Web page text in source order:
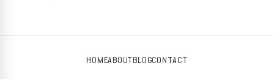
HOMEABOUTBLOGCONTACT